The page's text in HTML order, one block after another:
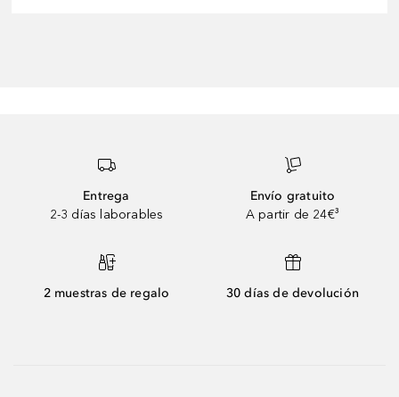
Entrega
2-3 días laborables
Envío gratuito
A partir de 24€³
2 muestras de regalo 30 días de devolución